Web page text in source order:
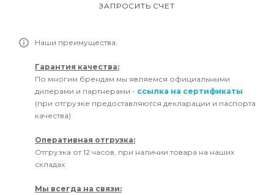
ЗАПРОСИТЬ СЧЕТ
Наши преимущества:
Гарантия качества:
По многим брендам мы являемся официальными
дилерами и партнерами - ссылка на сертификаты
(при отгрузке предоставляются декларации и паспорта
качества)
Оперативная отгрузка:
Отгрузка от 12 часов, при наличии товара на наших
складах
Мы всегда на связи: